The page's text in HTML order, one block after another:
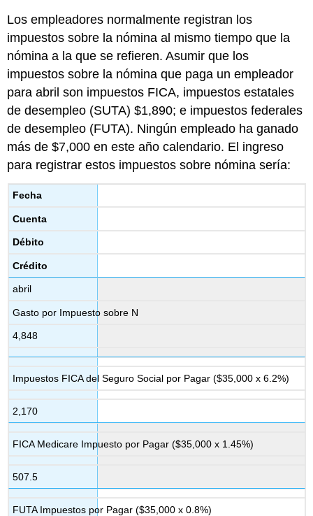
Los empleadores normalmente registran los
impuestos sobre la nómina al mismo tiempo que la
nómina a la que se refieren. Asumir que los
impuestos sobre la nómina que paga un empleador
para abril son impuestos FICA, impuestos estatales
de desempleo (SUTA) $1,890; e impuestos federales
de desempleo (FUTA). Ningún empleado ha ganado
más de $7,000 en este año calendario. El ingreso
para registrar estos impuestos sobre nómina sería:
Fecha
Cuenta
Débito
Crédito
abril
Gasto por Impuesto sobre N
4,848
Impuestos FICA del Seguro Social por Pagar ($35,000 x 6.2%)
2,170
FICA Medicare Impuesto por Pagar ($35,000 x 1.45%)
507.5
FUTA Impuestos por Pagar ($35,000 x 0.8%)